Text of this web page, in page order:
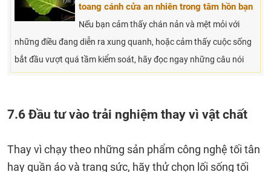
toang cánh cửa an nhiên trong tâm hồn bạn
Nếu bạn cảm thấy chán nản và mệt mỏi với
những điều đang diễn ra xung quanh, hoặc cảm thấy cuộc sống
bắt đầu vượt quá tầm kiểm soát, hãy đọc ngay những câu nói
7.6 Đầu tư vào trải nghiệm thay vì vật chất
Thay vì chạy theo những sản phẩm công nghệ tối tân
hay quần áo và trang sức, hãy thử chọn lối sống tối